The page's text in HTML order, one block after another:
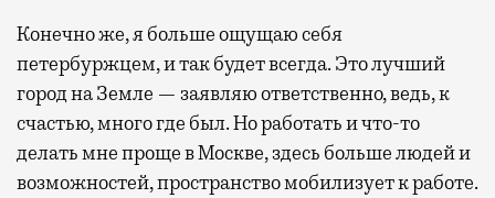
Конечно же, я больше ощущаю себя
петербуржцем, и так будет всегда. Это лучший
город на Земле — заявляю ответственно, ведь, к
счастью, много где был. Но работать и что-то
делать мне проще в Москве, здесь больше людей и
возможностей, пространство мобилизует к работе.